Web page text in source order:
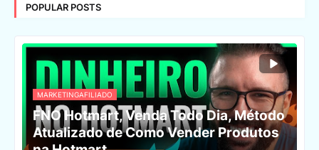
POPULAR POSTS
MARKETINGAFILIADO
FNO Hotmart, Venda Todo Dia, Método
Atualizado de Como Vender Produtos